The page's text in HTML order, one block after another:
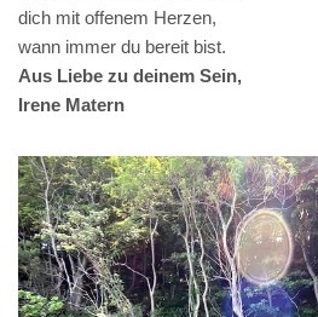
dich mit offenem Herzen,
wann immer du bereit bist.
Aus Liebe zu deinem Sein,
Irene Matern